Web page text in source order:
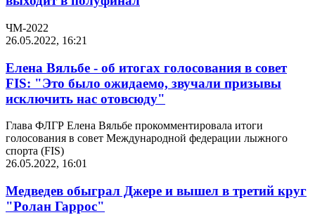
ЧМ-2022
26.05.2022, 16:21
Елена Вяльбе - об итогах голосования в совет
FIS: "Это было ожидаемо, звучали призывы
исключить нас отовсюду"
Глава ФЛГР Елена Вяльбе прокомментировала итоги
голосования в совет Международной федерации лыжного
спорта (FIS)
26.05.2022, 16:01
Медведев обыграл Джере и вышел в третий круг
"Ролан Гаррос"